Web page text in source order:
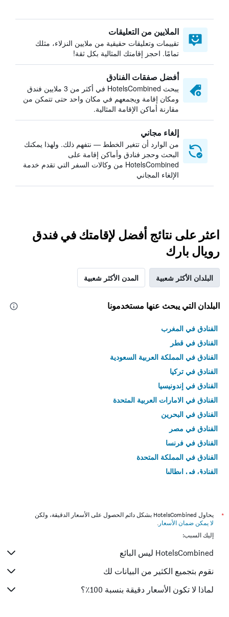
الملايين من التعليقات
تقييمات وتعليقات حقيقية من ملايين النزلاء، مثلك
تمامًا. احجز إقامتك المثالية بكل ثقة!
أفضل صفقات الفنادق
يبحث HotelsCombined في أكثر من 3 ملايين فندق
ومكان إقامة ويجمعهم في مكان واحد حتى تتمكن من
مقارنة أماكن الإقامة المثالية.
إلغاء مجاني
من الوارد أن تتغير الخطط — نتفهم ذلك. ولهذا يمكنك
البحث وحجز فنادق وأماكن إقامة على
HotelsCombined من وكالات السفر التي تقدم خدمة
الإلغاء المجاني
اعثر على نتائج أفضل لإقامتك في فندق
رويال بارك
البلدان الأكثر شعبية المدن الأكثر شعبية
البلدان التي يبحث عنها مستخدمونا
الفنادق في المغرب
الفنادق في قطر
الفنادق في المملكة العربية السعودية
الفنادق في تركيا
الفنادق في إندونيسيا
الفنادق في الامارات العربية المتحدة
الفنادق في البحرين
الفنادق في مصر
الفنادق في فرنسا
الفنادق في المملكة المتحدة
الفنادق في إيطاليا
*
يحاول HotelsCombined بشكل دائم الحصول على الأسعار الدقيقة، ولكن
لا يمكن ضمان الأسعار .
إليك السبب:
HotelsCombined ليس البائع
نقوم بتجميع الكثير من البيانات لك
لماذا لا تكون الأسعار دقيقة بنسبة 100٪؟